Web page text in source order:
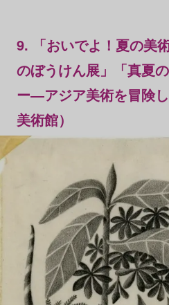
9. 「おいでよ！夏の美
のぼうけん展」「真夏
ー―アジア美術を冒険
美術館）